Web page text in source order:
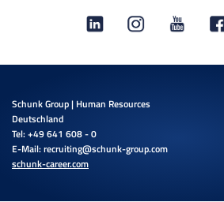
Schunk Group | Human Resources
Deutschland
Tel: +49 641 608 - 0
E-Mail:recruiting@schunk-group.com
schunk-career.com